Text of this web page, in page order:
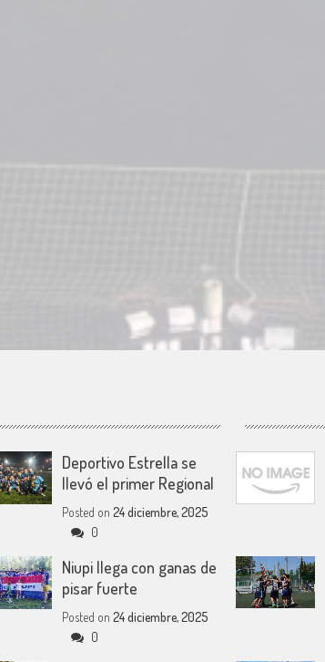
Deportivo Estrella se
llevó el primer Regional
Posted on 24 diciembre, 2025
0
Niupi llega con ganas de
pisar fuerte
Posted on 24 diciembre, 2025
0